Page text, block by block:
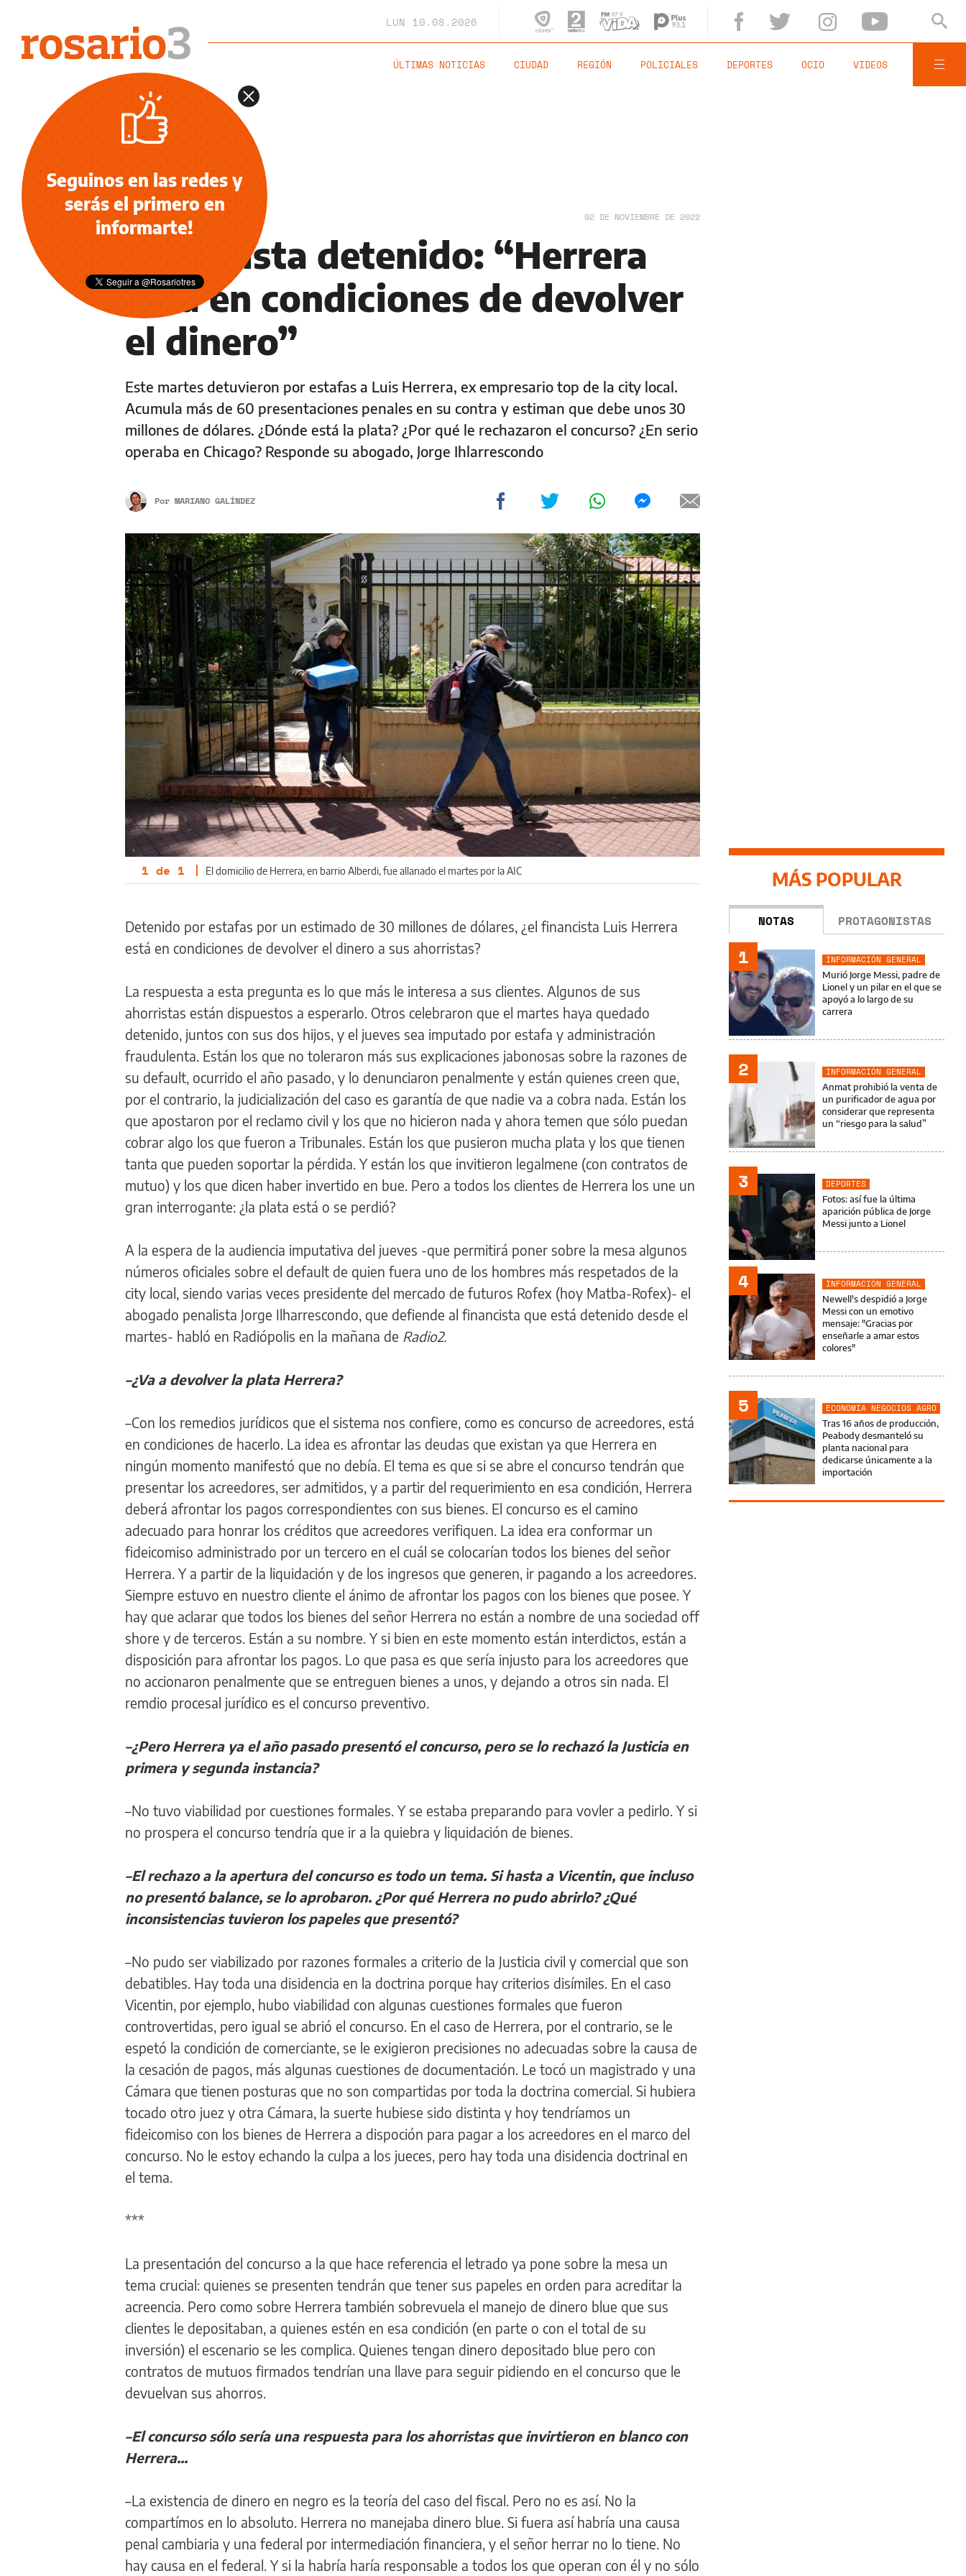
LUN 10.08.2026
ÚLTIMAS NOTICIAS CIUDAD REGIÓN POLICIALES DEPORTES OCIO VIDEOS
ECONOMÍA NEGOCIOS AGRO 02 DE NOVIEMBRE DE 2022
Financista detenido: “Herrera
está en condiciones de devolver
el dinero”
Este martes detuvieron por estafas a Luis Herrera, ex empresario top de la city local.
Acumula más de 60 presentaciones penales en su contra y estiman que debe unos 30
millones de dólares. ¿Dónde está la plata? ¿Por qué le rechazaron el concurso? ¿En serio
operaba en Chicago? Responde su abogado, Jorge Ihlarrescondo
Por MARIANO GALÍNDEZ
1 de 1 | El domicilio de Herrera, en barrio Alberdi, fue allanado el martes por la AIC
Detenido por estafas por un estimado de 30 millones de dólares, ¿el financista Luis Herrera
está en condiciones de devolver el dinero a sus ahorristas?
La respuesta a esta pregunta es lo que más le interesa a sus clientes. Algunos de sus
ahorristas están dispuestos a esperarlo. Otros celebraron que el martes haya quedado
detenido, juntos con sus dos hijos, y el jueves sea imputado por estafa y administración
fraudulenta. Están los que no toleraron más sus explicaciones jabonosas sobre la razones de
su default, ocurrido el año pasado, y lo denunciaron penalmente y están quienes creen que,
por el contrario, la judicialización del caso es garantía de que nadie va a cobra nada. Están los
que apostaron por el reclamo civil y los que no hicieron nada y ahora temen que sólo puedan
cobrar algo los que fueron a Tribunales. Están los que pusieron mucha plata y los que tienen
tanta que pueden soportar la pérdida. Y están los que invitieron legalmene (con contratos de
mutuo) y los que dicen haber invertido en bue. Pero a todos los clientes de Herrera los une un
gran interrogante: ¿la plata está o se perdió?
A la espera de la audiencia imputativa del jueves -que permitirá poner sobre la mesa algunos
números oficiales sobre el default de quien fuera uno de los hombres más respetados de la
city local, siendo varias veces presidente del mercado de futuros Rofex (hoy Matba-Rofex)- el
abogado penalista Jorge Ilharrescondo, que defiende al financista que está detenido desde el
martes- habló en Radiópolis en la mañana de Radio2.
–¿Va a devolver la plata Herrera?
–Con los remedios jurídicos que el sistema nos confiere, como es concurso de acreedores, está
en condiciones de hacerlo. La idea es afrontar las deudas que existan ya que Herrera en
ningún momento manifestó que no debía. El tema es que si se abre el concurso tendrán que
presentar los acreedores, ser admitidos, y a partir del requerimiento en esa condición, Herrera
deberá afrontar los pagos correspondientes con sus bienes. El concurso es el camino
adecuado para honrar los créditos que acreedores verifiquen. La idea era conformar un
fideicomiso administrado por un tercero en el cuál se colocarían todos los bienes del señor
Herrera. Y a partir de la liquidación y de los ingresos que generen, ir pagando a los acreedores.
Siempre estuvo en nuestro cliente el ánimo de afrontar los pagos con los bienes que posee. Y
hay que aclarar que todos los bienes del señor Herrera no están a nombre de una sociedad off
shore y de terceros. Están a su nombre. Y si bien en este momento están interdictos, están a
disposición para afrontar los pagos. Lo que pasa es que sería injusto para los acreedores que
no accionaron penalmente que se entreguen bienes a unos, y dejando a otros sin nada. El
remdio procesal jurídico es el concurso preventivo.
–¿Pero Herrera ya el año pasado presentó el concurso, pero se lo rechazó la Justicia en
primera y segunda instancia?
–No tuvo viabilidad por cuestiones formales. Y se estaba preparando para vovler a pedirlo. Y si
no prospera el concurso tendría que ir a la quiebra y liquidación de bienes.
–El rechazo a la apertura del concurso es todo un tema. Si hasta a Vicentin, que incluso
no presentó balance, se lo aprobaron. ¿Por qué Herrera no pudo abrirlo? ¿Qué
inconsistencias tuvieron los papeles que presentó?
–No pudo ser viabilizado por razones formales a criterio de la Justicia civil y comercial que son
debatibles. Hay toda una disidencia en la doctrina porque hay criterios disímiles. En el caso
Vicentin, por ejemplo, hubo viabilidad con algunas cuestiones formales que fueron
controvertidas, pero igual se abrió el concurso. En el caso de Herrera, por el contrario, se le
espetó la condición de comerciante, se le exigieron precisiones no adecuadas sobre la causa de
la cesación de pagos, más algunas cuestiones de documentación. Le tocó un magistrado y una
Cámara que tienen posturas que no son compartidas por toda la doctrina comercial. Si hubiera
tocado otro juez y otra Cámara, la suerte hubiese sido distinta y hoy tendríamos un
fideicomiso con los bienes de Herrera a dispoción para pagar a los acreedores en el marco del
concurso. No le estoy echando la culpa a los jueces, pero hay toda una disidencia doctrinal en
el tema.
***
La presentación del concurso a la que hace referencia el letrado ya pone sobre la mesa un
tema crucial: quienes se presenten tendrán que tener sus papeles en orden para acreditar la
acreencia. Pero como sobre Herrera también sobrevuela el manejo de dinero blue que sus
clientes le depositaban, a quienes estén en esa condición (en parte o con el total de su
inversión) el escenario se les complica. Quienes tengan dinero depositado blue pero con
contratos de mutuos firmados tendrían una llave para seguir pidiendo en el concurso que le
devuelvan sus ahorros.
–El concurso sólo sería una respuesta para los ahorristas que invirtieron en blanco con
Herrera...
–La existencia de dinero en negro es la teoría del caso del fiscal. Pero no es así. No la
compartímos en lo absoluto. Herrera no manejaba dinero blue. Si fuera así habría una causa
penal cambiaria y una federal por intermediación financiera, y el señor herrar no lo tiene. No
hay causa en el federal. Y si la habría haría responsable a todos los que operan con él y no sólo
MÁS POPULAR
NOTAS PROTAGONISTAS
1
INFORMACIÓN GENERAL
Murió Jorge Messi, padre de
Lionel y un pilar en el que se
apoyó a lo largo de su
carrera
2
INFORMACIÓN GENERAL
Anmat prohibió la venta de
un purificador de agua por
considerar que representa
un “riesgo para la salud”
3
DEPORTES
Fotos: así fue la última
aparición pública de Jorge
Messi junto a Lionel
4
INFORMACIÓN GENERAL
Newell's despidió a Jorge
Messi con un emotivo
mensaje: "Gracias por
enseñarle a amar estos
colores"
5
ECONOMÍA NEGOCIOS AGRO
Tras 16 años de producción,
Peabody desmanteló su
planta nacional para
dedicarse únicamente a la
importación
Seguinos en las redes y
serás el primero en
informarte!